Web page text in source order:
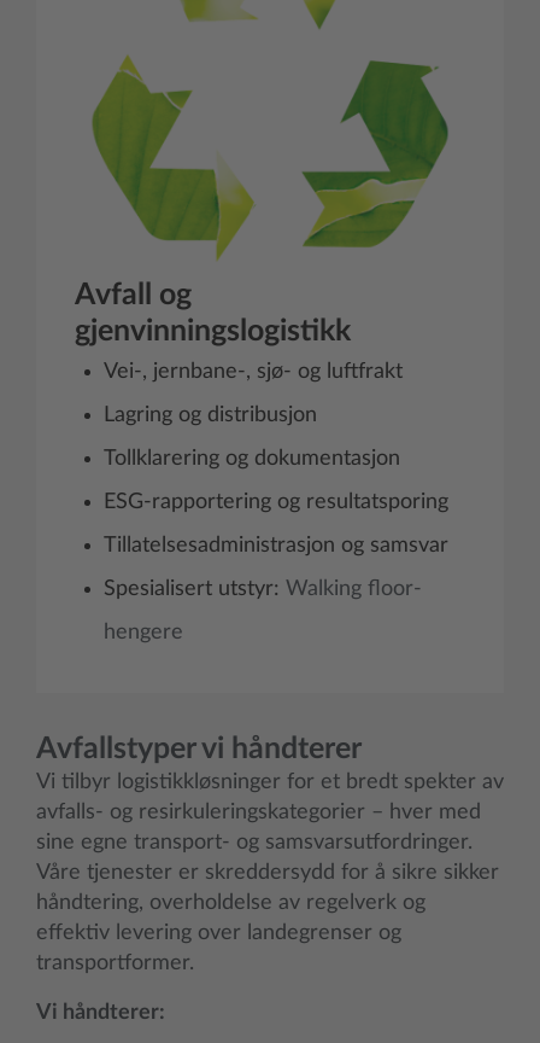
Avfall og
gjenvinningslogistikk
Vei-, jernbane-, sjø- og luftfrakt
Lagring og distribusjon
Tollklarering og dokumentasjon
ESG-rapportering og resultatsporing
Tillatelsesadministrasjon og samsvar
Spesialisert utstyr: Walking floor-
hengere
Avfallstyper vi håndterer
Vi tilbyr logistikkløsninger for et bredt spekter av
avfalls- og resirkuleringskategorier – hver med
sine egne transport- og samsvarsutfordringer.
Våre tjenester er skreddersydd for å sikre sikker
håndtering, overholdelse av regelverk og
effektiv levering over landegrenser og
transportformer.
Vi håndterer: